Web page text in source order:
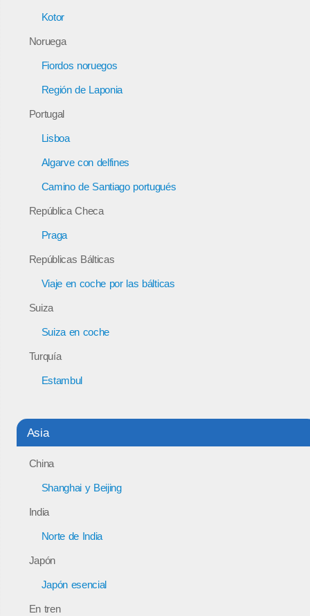
Kotor
Noruega
Fiordos noruegos
Región de Laponia
Portugal
Lisboa
Algarve con delfines
Camino de Santiago portugués
República Checa
Praga
Repúblicas Bálticas
Viaje en coche por las bálticas
Suiza
Suiza en coche
Turquía
Estambul
Asia
China
Shanghai y Beijing
India
Norte de India
Japón
Japón esencial
En tren